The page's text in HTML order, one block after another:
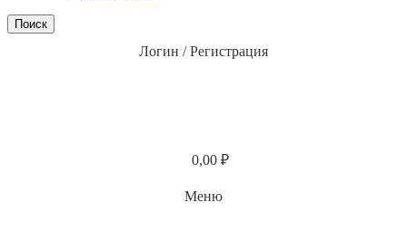
Поиск
Логин / Регистрация
0,00 ₽
Меню